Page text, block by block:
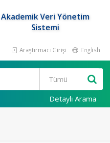
Akademik Veri Yönetim
Sistemi
Araştırmacı Girişi English
Detaylı Arama